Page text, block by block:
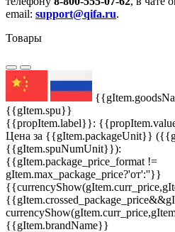
email: support@qifa.ru.
Товары
{{gItem.spu}}
{{propItem.label}}:
Цена за {{gItem.packageUnit}}
{{gItem.spuNumUnit}}):
{{gItem.package_price_format !=
gItem.max_package_price?'от':''}}
{{gItem.brandName}}